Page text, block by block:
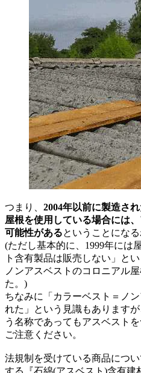
つまり、 2004年以前に製造さ
屋根を使用している場合には
可能性があるということになる
(ただし基本的に、1999年には
ト含有製品は販売しない」と
ノンアスベストのコロニアル
た。)
ちなみに「カラーベスト＝ノ
れた」という見識もあります
う名称であってもアスベスト
ご注意ください。
法規制を受けている商品につ